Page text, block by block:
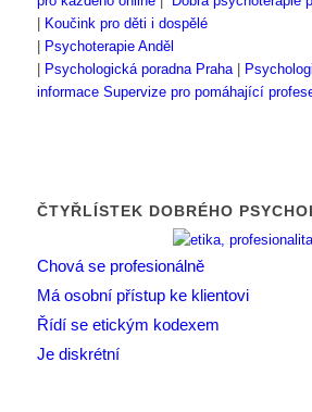
Koučink pro děti i dospělé
Psychoterapie Anděl
Psychologická poradna Praha|
informace Supervize pro pomáhající
ČTYŘLÍSTEK DOBRÉHO
Chová se profesionálně
Má osobní přístup ke klientovi
Řídí se etickým kodexem
Je diskrétní